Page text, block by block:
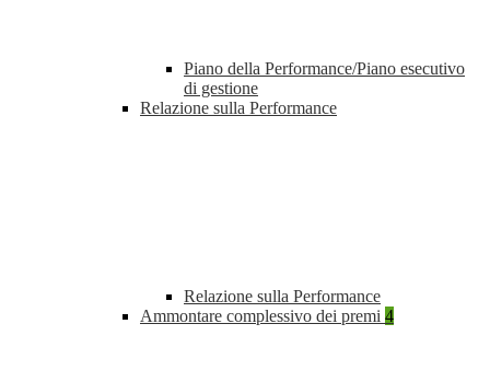
Piano della Performance/Piano esecutivo
di gestione
Relazione sulla Performance
Relazione sulla Performance
Ammontare complessivo dei premi 4